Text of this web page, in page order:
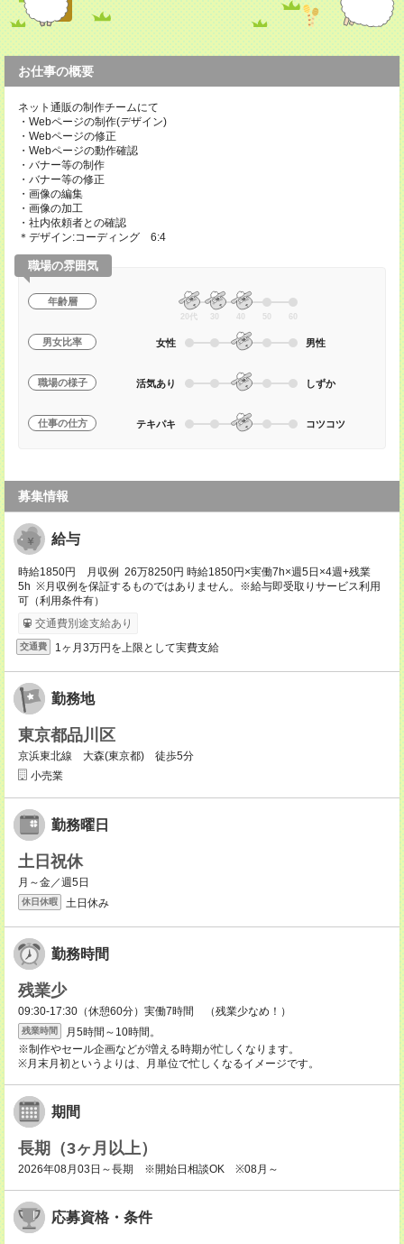
お仕事の概要
ネット通販の制作チームにて
・Webページの制作(デザイン)
・Webページの修正
・Webページの動作確認
・バナー等の制作
・バナー等の修正
・画像の編集
・画像の加工
・社内依頼者との確認
＊デザイン:コーディング 6:4
職場の雰囲気
年齢層
20代 30 40 50 60
男女比率 女性 男性
職場の様子 活気あり しずか
仕事の仕方 テキパキ コツコツ
募集情報
給与
時給1850円 月収例 26万8250円 時給1850円×実働7h×週5日×4週+残業
5h ※月収例を保証するものではありません。※給与即受取りサービス利用
可（利用条件有）
交通費別途支給あり
交通費 1ヶ月3万円を上限として実費支給
勤務地
東京都品川区
京浜東北線 大森(東京都) 徒歩5分
小売業
勤務曜日
土日祝休
月～金／週5日
休日休暇 土日休み
勤務時間
残業少
09:30-17:30（休憩60分）実働7時間 （残業少なめ！）
残業時間
月5時間～10時間。
※制作やセール企画などが増える時期が忙しくなります。
※月末月初というよりは、月単位で忙しくなるイメージです。
期間
長期（3ヶ月以上）
2026年08月03日～長期 ※開始日相談OK ※08月～
応募資格・条件